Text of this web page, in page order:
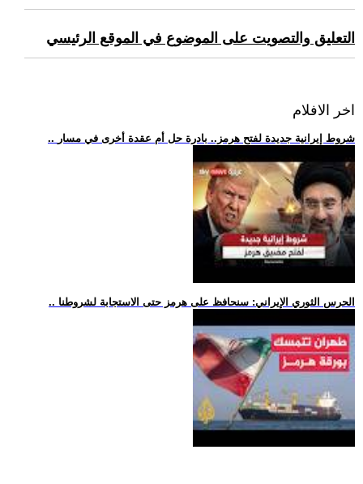
التعليق والتصويت على الموضوع في الموقع الرئيسي
اخر الافلام
.. شروط إيرانية جديدة لفتح هرمز.. بادرة حل أم عقدة أخرى في مسار
.. الحرس الثوري الإيراني: سنحافظ على هرمز حتى الاستجابة لشروطنا